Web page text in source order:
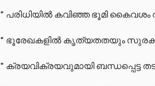
* പരിധിയിൽ കവിഞ്ഞ ഭൂമി
* ഭൂരേഖകളിൽ കൃത്യതതയും
* ക്രയവിക്രയവുമായി ബന്ധപ്പെട്ട